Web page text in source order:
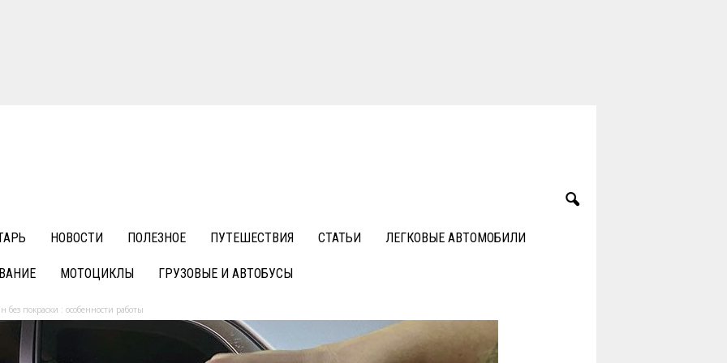
НОВОСТИ ПОЛЕЗНОЕ ПУТЕШЕСТВИЯ СТАТЬИ ЛЕГКОВЫЕ АВТОМОБИЛИ
МОТОЦИКЛЫ ГРУЗОВЫЕ И АВТОБУСЫ
без покраски : особенности работы